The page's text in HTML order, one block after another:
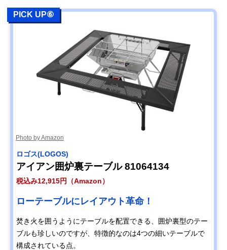
PICK UP⑥
Photo by Amazon
ロゴス(LOGOS)
アイアン囲炉裏テーブル 81064134
税込み12,915円（Amazon）
ローテーブルにレイアウト革命！
焚き火を囲うようにテーブルを配置できる、囲炉裏型のテー
ブルも珍しいのですが、特徴的なのは4つの細いテーブルで
構成されている点。